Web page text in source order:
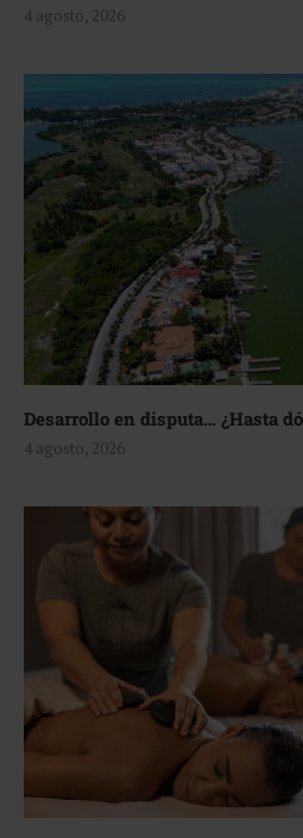
4 agosto, 2026
Desarrollo en disputa… ¿Hasta
4 agosto, 2026